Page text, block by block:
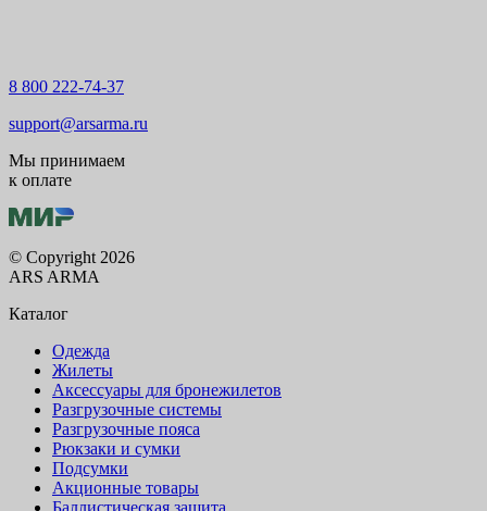
8 800 222-74-37
support@arsarma.ru
Мы принимаем
к оплате
© Copyright 2026
ARS ARMA
Каталог
Одежда
Жилеты
Аксессуары для бронежилетов
Разгрузочные системы
Разгрузочные пояса
Рюкзаки и сумки
Подсумки
Акционные товары
Баллистическая защита